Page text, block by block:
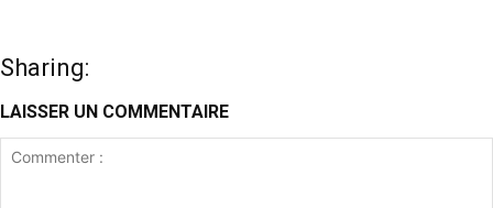
Sharing:
LAISSER UN COMMENTAIRE